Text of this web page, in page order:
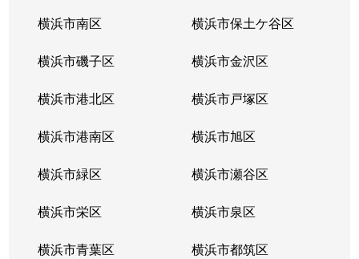
横浜市南区 横浜市保土ケ谷区
横浜市磯子区 横浜市金沢区
横浜市港北区 横浜市戸塚区
横浜市港南区 横浜市旭区
横浜市緑区 横浜市瀬谷区
横浜市栄区 横浜市泉区
横浜市青葉区 横浜市都筑区